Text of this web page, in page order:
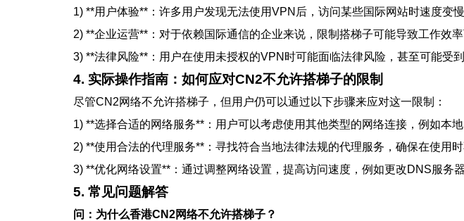
1) **用户体验**：许多用户发现无法使用VPN后，访问某些国际网站时速度变
2) **企业运营**：对于依赖国际通信的企业来说，限制搭梯子可能导致工作效率
3) **法律风险**：用户在使用未授权的VPN时可能面临法律风险，甚至可能受到
4. 实际操作指南：如何应对CN2不允许搭梯子的限制
尽管CN2网络不允许搭梯子，但用户仍可以通过以下步骤来应对这一限制：
1) **选择合适的网络服务**：用户可以考虑使用其他类型的网络连接，例如本
2) **使用合法的代理服务**：寻找符合当地法律法规的代理服务，确保在使用时
3) **优化网络设置**：通过调整网络设置，提高访问速度，例如更改DNS服务
5. 常见问题解答
问：为什么香港CN2网络不允许搭梯子？